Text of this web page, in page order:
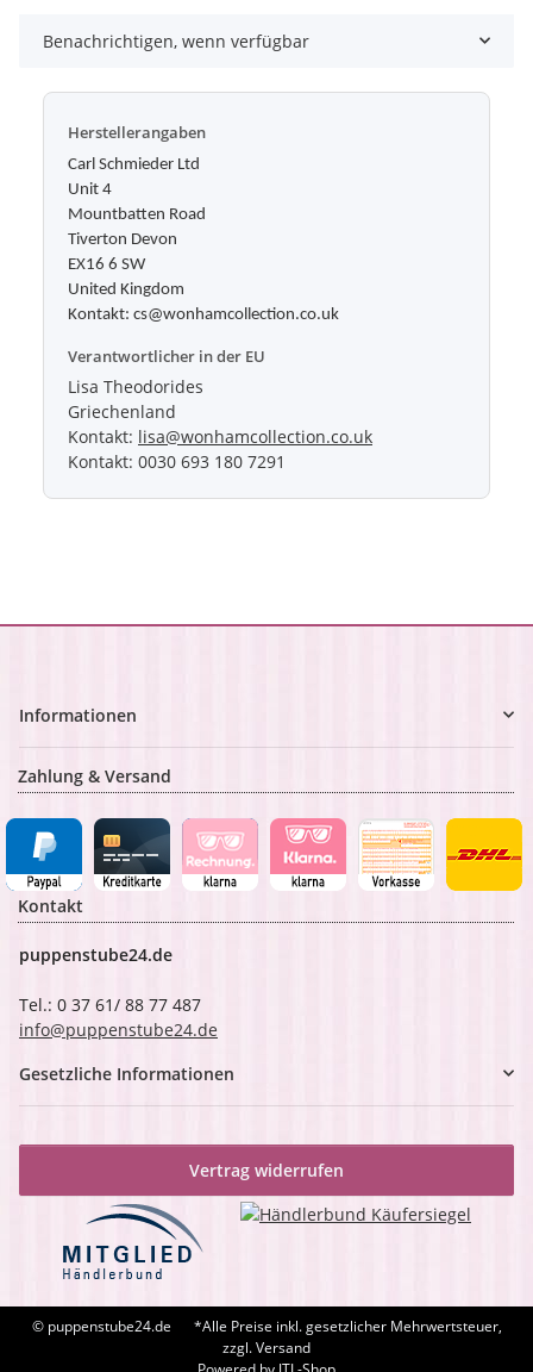
Benachrichtigen, wenn verfügbar
Herstellerangaben
Carl Schmieder Ltd
Unit 4
Mountbatten Road
Tiverton Devon
EX16 6 SW
United Kingdom
Kontakt: cs@wonhamcollection.co.uk
Verantwortlicher in der EU
Lisa Theodorides
Griechenland
Kontakt: lisa@wonhamcollection.co.uk
Kontakt: 0030 693 180 7291
Informationen
Zahlung & Versand
Kontakt
puppenstube24.de
Tel.: 0 37 61/ 88 77 487
info@puppenstube24.de
Gesetzliche Informationen
Vertrag widerrufen
© puppenstube24.de
*Alle Preise inkl. gesetzlicher Mehrwertsteuer,
zzgl. Versand